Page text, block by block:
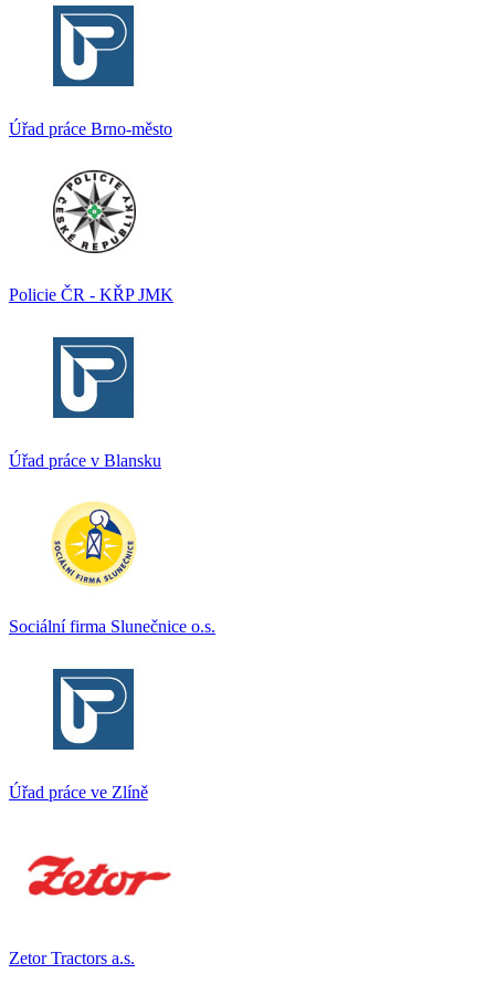
Úřad práce Brno-město
Policie ČR - KŘP JMK
Úřad práce v Blansku
Sociální firma Slunečnice o.s.
Úřad práce ve Zlíně
Zetor Tractors a.s.